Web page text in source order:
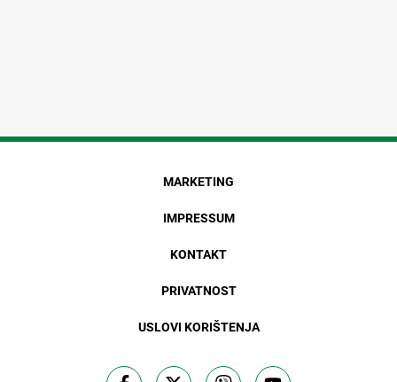
MARKETING
IMPRESSUM
KONTAKT
PRIVATNOST
USLOVI KORIŠTENJA